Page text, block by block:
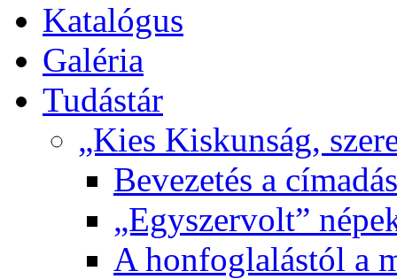
Katalógus
Galéria
Tudástár
„Kies Kiskunság,
Bevezetés a
„Egyszervolt”
A honfoglalástól a